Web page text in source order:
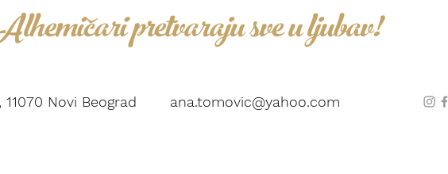
pretvaraju sve u ljubav!
11070 Novi Beograd ana.tomovic@yahoo.com